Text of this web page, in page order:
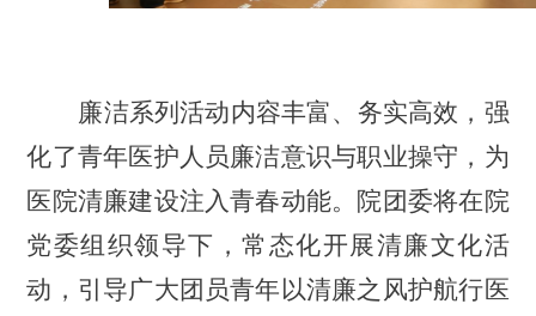
廉洁系列活动内容丰富、务实高效，强
化了青年医护人员廉洁意识与职业操守，为
医院清廉建设注入青春动能。院团委将在院
党委组织领导下 ，常态化开展清廉文化活
动，引导广大团员青年以清廉之风护航行医